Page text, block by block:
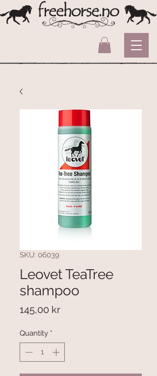
SKU: 06039
Leovet TeaTree
shampoo
145,00 krPrice
Quantity *